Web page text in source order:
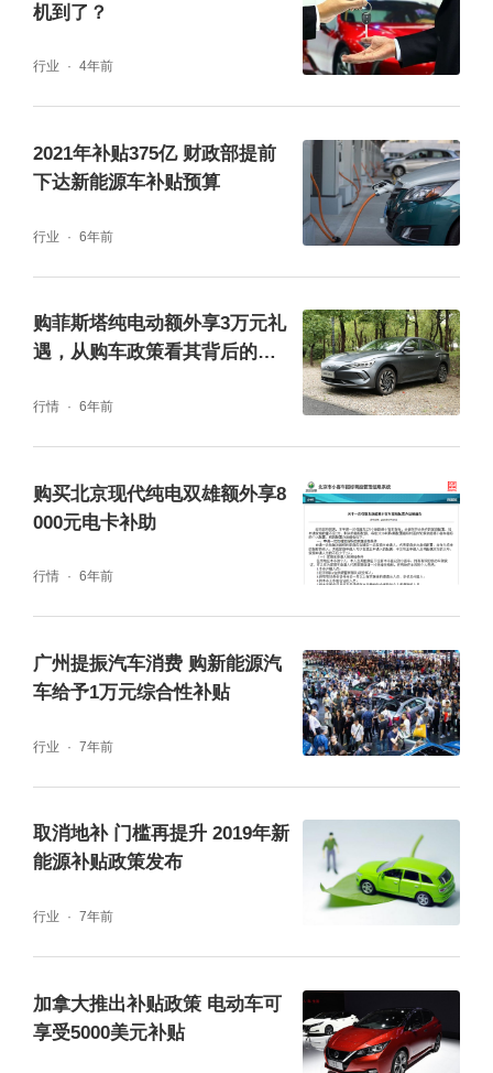
机到了？
行业 4年前
2021年补贴375亿 财政部提前
下达新能源车补贴预算
行业 6年前
购菲斯塔纯电动额外享3万元礼
遇，从购车政策看其背后的价
行情 6年前
购买北京现代纯电双雄额外享8
000元电卡补助
行情 6年前
广州提振汽车消费 购新能源汽
车给予1万元综合性补贴
行业 7年前
取消地补 门槛再提升 2019年新
能源补贴政策发布
行业 7年前
加拿大推出补贴政策 电动车可
享受5000美元补贴